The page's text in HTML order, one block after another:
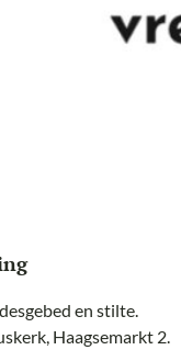
en stilte.
Haagsemarkt 2.